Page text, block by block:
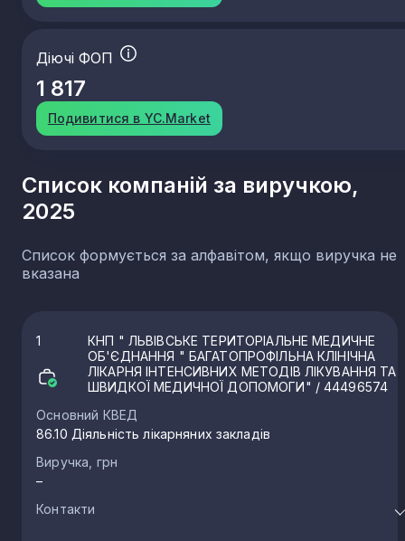
Діючі ФОП
1 817
Подивитися в YC.Market
Список компаній за виручкою,
2025
Список формується за алфавітом, якщо виручка не
вказана
1
КНП " ЛЬВІВСЬКЕ ТЕРИТОРІАЛЬНЕ МЕДИЧНЕ
ОБ'ЄДНАННЯ " БАГАТОПРОФІЛЬНА КЛІНІЧНА
ЛІКАРНЯ ІНТЕНСИВНИХ МЕТОДІВ ЛІКУВАННЯ ТА
ШВИДКОЇ МЕДИЧНОЇ ДОПОМОГИ" / 44496574
Основний КВЕД
86.10 Діяльність лікарняних закладів
Виручка, грн
–
Контакти